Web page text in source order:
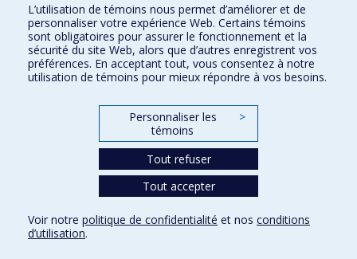
Plan du site
Signaler une erreur
Accessibilité
FACULTÉ DES ARTS ET DES SCIENCES
Nos départements et écoles
Conditions d’utilisation
L’utilisation de témoins nous permet d’améliorer et de
personnaliser votre expérience Web. Certains témoins
sont obligatoires pour assurer le fonctionnement et la
sécurité du site Web, alors que d’autres enregistrent vos
préférences. En acceptant tout, vous consentez à notre
utilisation de témoins pour mieux répondre à vos besoins.
Personnaliser les
témoins
>
Tout refuser
Tout accepter
Voir notre politique de confidentialité et nos conditions
d’utilisation.